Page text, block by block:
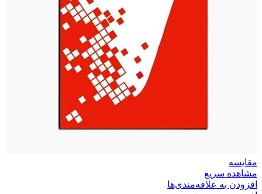
مقایسه
مشاهده سریع
افزودن به علاقه‌مندی‌ها